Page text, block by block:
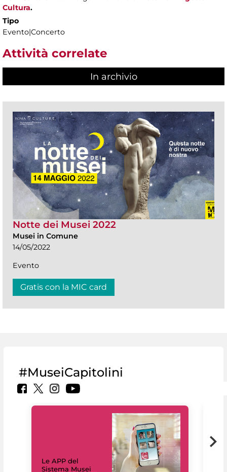
Cultura.
Tipo
Evento|Concerto
Attività correlate
In archivio
Notte dei Musei 2022
Musei in Comune
14/05/2022
Evento
Gratis con la MIC card
#MuseiCapitolini
Le APP del
Sistema Musei